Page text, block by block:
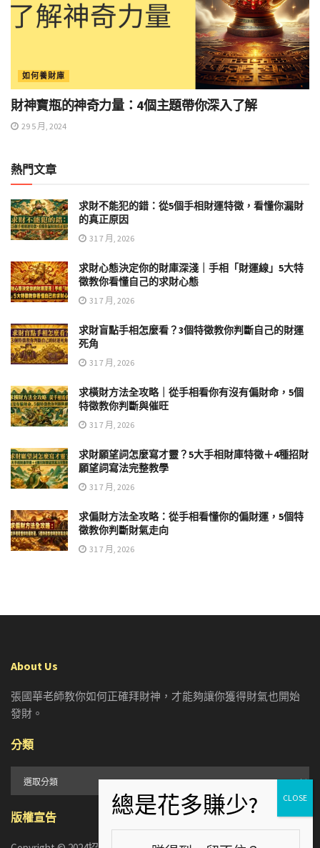
如何養財庫
財神寶瓶的神奇力量：4個主題帶你深入了解
29 5 月, 2024
熱門文章
求財不能犯的錯：從5個手相財運特徵，看懂你漏財
的真正原因
31 7 月, 2026
求財心態決定你的財庫深淺｜手相「財運線」5大特
徵教你看懂自己的求財心態
31 7 月, 2026
求財盲點手相怎麼看？3個特徵教你判斷自己的財運
死角
31 7 月, 2026
求橫財方法全攻略｜從手相看你有沒有偏財命，5個
特徵教你判斷與催旺
31 7 月, 2026
求財願望詞怎麼寫才靈？5大手相財庫特徵＋4種招財
願望詞寫法完整教學
31 7 月, 2026
求偏財方法全攻略：從手相看懂你的偏財運，5個特
徵教你判斷財氣走向
31 7 月, 2026
About Us
張國華老師教你如何正確拜財神，才能夠讓你獲得財氣也開始
發財。
分類
版權宣告